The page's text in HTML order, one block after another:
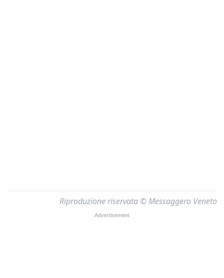
Riproduzione riservata © Messaggero Veneto